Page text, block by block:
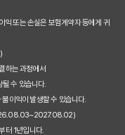
손해 없이 자동차보험료비교견적사이트 선택하는 방법: 인기 사이트 전격 비교!
복잡한 자동차보험료 계산? 비교견적사이트로 한 번에 끝내는 노하우
익 또는 손실은 보험계약자 등에게 귀
하는 과정에서
수 있습니다.
이익이 발생할 수 있습니다.
터 1년입니다.